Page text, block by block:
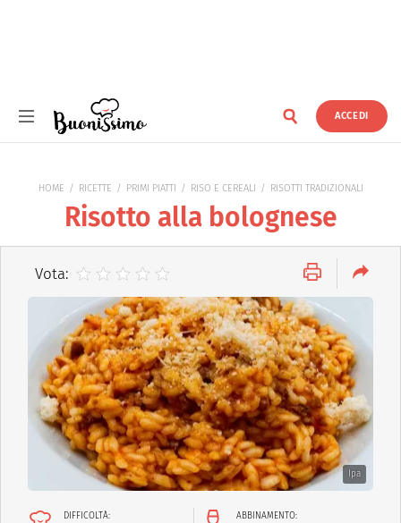
ACCEDI
HOME RICETTE PRIMI PIATTI RISO E CEREALI RISOTTI TRADIZIONALI
Risotto alla bolognese
Vota:
Ipa
DIFFICOLTÀ: ABBINAMENTO: